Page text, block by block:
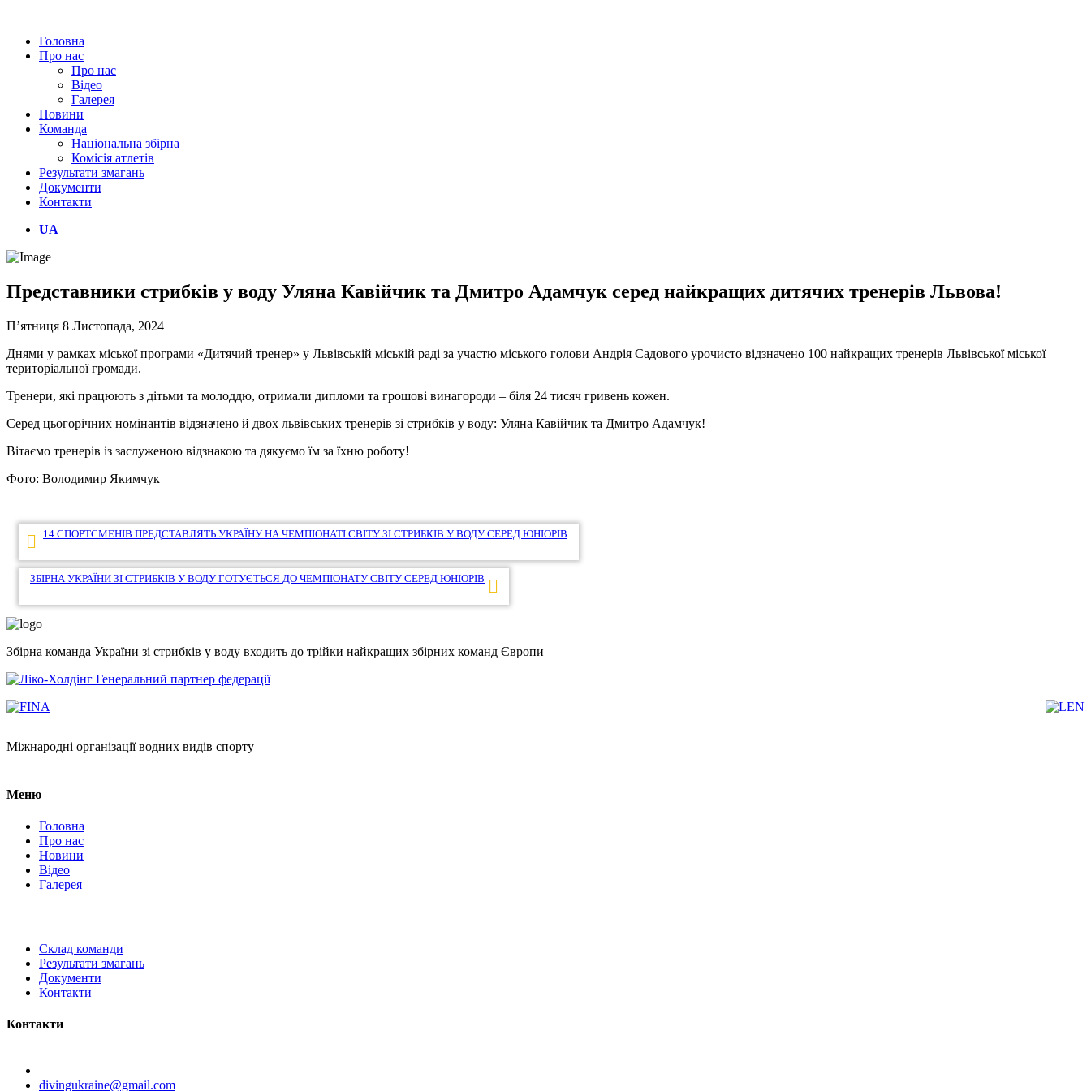
Головна
Про нас
Про нас
Відео
Галерея
Новини
Команда
Національна збірна
Комісія атлетів
Результати змагань
Документи
Контакти
UA
Представники стрибків у воду Уляна Кавійчик та Дмитро Адамчук серед найкращих дитячих тренерів Львова!
П’ятниця 8 Листопада, 2024
Днями у рамках міської програми «Дитячий тренер» у Львівській міській раді за участю міського голови Андрія Садового урочисто відзначено 100 найкращих тренерів Львівської міської
територіальної громади.
Тренери, які працюють з дітьми та молоддю, отримали дипломи та грошові винагороди – біля 24 тисяч гривень кожен.
Серед цьогорічних номінантів відзначено й двох львівських тренерів зі стрибків у воду: Уляна Кавійчик та Дмитро Адамчук!
Вітаємо тренерів із заслуженою відзнакою та дякуємо їм за їхню роботу!
Фото: Володимир Якимчук
Навігація
записів
14 СПОРТСМЕНІВ ПРЕДСТАВЛЯТЬ УКРАЇНУ НА ЧЕМПІОНАТІ СВІТУ ЗІ СТРИБКІВ У ВОДУ СЕРЕД ЮНІОРІВ
ЗБІРНА УКРАЇНИ ЗІ СТРИБКІВ У ВОДУ ГОТУЄТЬСЯ ДО ЧЕМПІОНАТУ СВІТУ СЕРЕД ЮНІОРІВ
Збірна команда України зі стрибків у воду входить до трійки найкращих збірних команд Європи
Генеральний партнер федерації
Міжнародні організації водних видів спорту
Меню
Головна
Про нас
Новини
Відео
Галерея
Склад команди
Результати змагань
Документи
Контакти
Контакти
divingukraine@gmail.com